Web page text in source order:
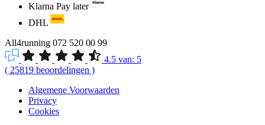
Klarna Pay later
DHL
All4running 072 520 00 99
4.5 van: 5
( 25819 beoordelingen )
Algemene Voorwaarden
Privacy
Cookies